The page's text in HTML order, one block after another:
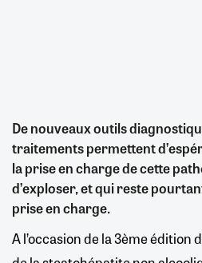
De nouveaux outils
traitements permettent
la prise en charge de cette
d’exploser, et qui reste
prise en charge.
A l’occasion de la 3ème édition